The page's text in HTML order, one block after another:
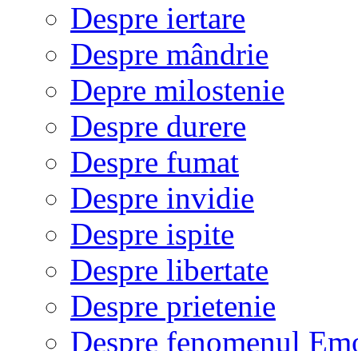
Despre iertare
Despre mândrie
Depre milostenie
Despre durere
Despre fumat
Despre invidie
Despre ispite
Despre libertate
Despre prietenie
Despre fenomenul